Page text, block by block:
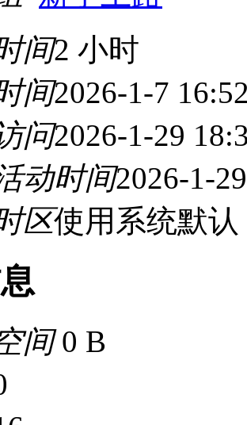
间2 小时
间2026-1-7
问2026-1-29
动时间2026-1-
区使用系统默认
间0 B